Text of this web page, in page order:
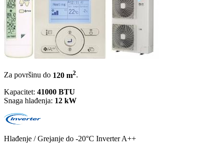
Za površinu do 120 m2.
Kapacitet: 41000 BTU
Snaga hlađenja: 12 kW
Hlađenje / Grejanje do -20°C Inverter A++